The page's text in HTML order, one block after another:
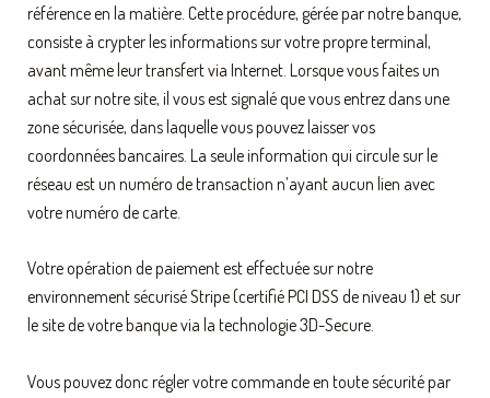
référence en la matière. Cette procédure, gérée par notre banque,
consiste à crypter les informations sur votre propre terminal,
avant même leur transfert via Internet. Lorsque vous faites un
achat sur notre site, il vous est signalé que vous entrez dans une
zone sécurisée, dans laquelle vous pouvez laisser vos
coordonnées bancaires. La seule information qui circule sur le
réseau est un numéro de transaction n’ayant aucun lien avec
votre numéro de carte.
Votre opération de paiement est effectuée sur notre
environnement sécurisé Stripe (certifié PCI DSS de niveau 1) et sur
le site de votre banque via la technologie 3D-Secure.
Vous pouvez donc régler votre commande en toute sécurité par